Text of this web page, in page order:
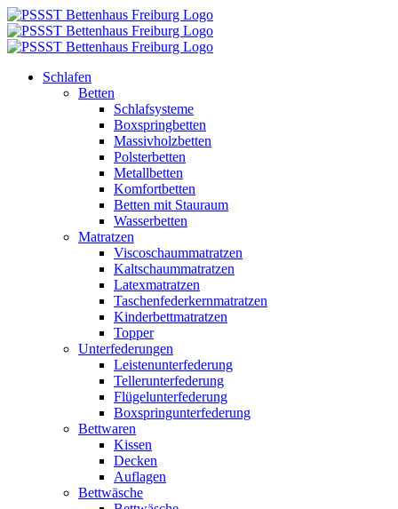
Zum
Inhalt
springen
Schlafen
Betten
Schlafsysteme
Boxspringbetten
Massivholzbetten
Polsterbetten
Metallbetten
Komfortbetten
Betten mit Stauraum
Wasserbetten
Matratzen
Viscoschaummatratzen
Kaltschaummatratzen
Latexmatratzen
Taschenfederkernmatratzen
Kinderbettmatratzen
Topper
Unterfederungen
Leistenunterfederung
Tellerunterfederung
Flügelunterfederung
Boxspringunterfederung
Bettwaren
Kissen
Decken
Auflagen
Bettwäsche